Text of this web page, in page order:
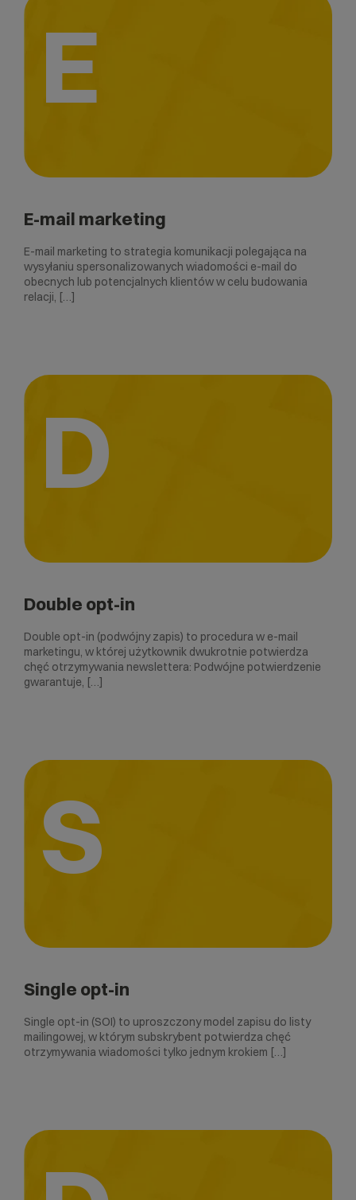
E
E-mail marketing
E-mail marketing to strategia komunikacji polegająca na
wysyłaniu spersonalizowanych wiadomości e-mail do
obecnych lub potencjalnych klientów w celu budowania
relacji, […]
D
Double opt-in
Double opt-in (podwójny zapis) to procedura w e-mail
marketingu, w której użytkownik dwukrotnie potwierdza
chęć otrzymywania newslettera: Podwójne potwierdzenie
gwarantuje, […]
S
Single opt-in
Single opt-in (SOI) to uproszczony model zapisu do listy
mailingowej, w którym subskrybent potwierdza chęć
otrzymywania wiadomości tylko jednym krokiem […]